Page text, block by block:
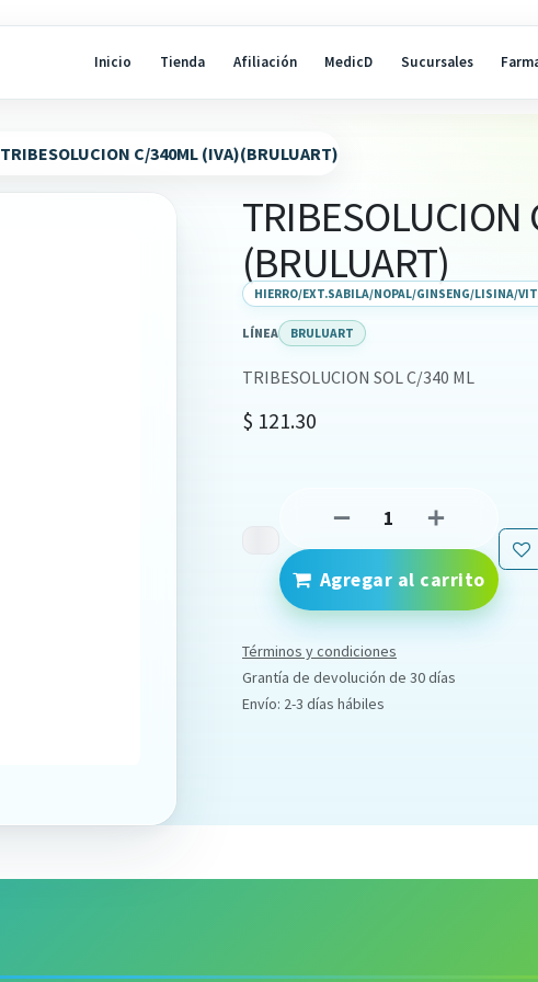
Inicio Tienda Afiliación MedicD Sucursales
TRIBESOLUCION C/340ML (IVA)(BRULUART)
TRIBESOLUCION
(BRULUART)
HIERRO/EXT.SABILA/NOPAL/GINSENG/LISINA/
LÍNEA BRULUART
TRIBESOLUCION SOL C/340 ML
$ 121.30
Agregar al carrito
Términos y condiciones
Grantía de devolución de 30 días
Envío: 2-3 días hábiles